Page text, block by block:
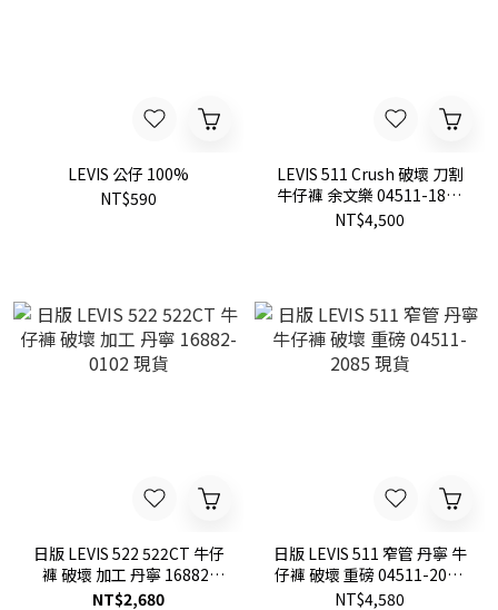
LEVIS 公仔 100%
NT$590
LEVIS 511 Crush 破壞 刀割
牛仔褲 余文樂 04511-1885
現貨 特價
NT$4,500
日版 LEVIS 522 522CT 牛仔
褲 破壞 加工 丹寧 16882-
0102 現貨
NT$2,680
日版 LEVIS 511 窄管 丹寧 牛
仔褲 破壞 重磅 04511-2085
現貨
NT$4,580